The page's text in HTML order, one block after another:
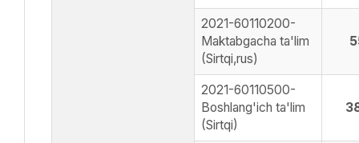
2021-60110200-
Maktabgacha ta'lim
(Sirtqi,rus)
2021-60110500-
Boshlang'ich ta'lim
(Sirtqi)